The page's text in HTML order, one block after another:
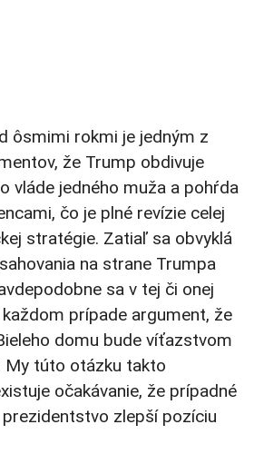
ôsmimi rokmi je jedným z
že Trump obdivuje
vláde jedného muža a pohŕda
čo je plné revízie celej
stratégie. Zatiaľ sa obvyklá
na strane Trumpa
sa v tej či onej
prípade argument, že
domu bude víťazstvom
My túto otázku takto
očakávanie, že prípadné
zlepší pozíciu